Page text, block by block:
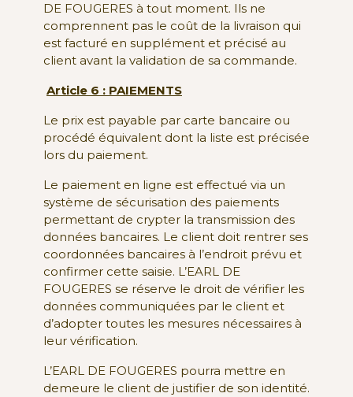
DE FOUGERES à tout moment. Ils ne
comprennent pas le coût de la livraison qui
est facturé en supplément et précisé au
client avant la validation de sa commande.
Article 6 : PAIEMENTS
Le prix est payable par carte bancaire ou
procédé équivalent dont la liste est précisée
lors du paiement.
Le paiement en ligne est effectué via un
système de sécurisation des paiements
permettant de crypter la transmission des
données bancaires. Le client doit rentrer ses
coordonnées bancaires à l’endroit prévu et
confirmer cette saisie. L’EARL DE
FOUGERES se réserve le droit de vérifier les
données communiquées par le client et
d’adopter toutes les mesures nécessaires à
leur vérification.
L’EARL DE FOUGERES pourra mettre en
demeure le client de justifier de son identité.